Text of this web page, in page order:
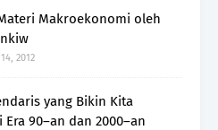
Makroekonomi oleh
2012
yang Bikin Kita
Era 90–an dan 2000–an